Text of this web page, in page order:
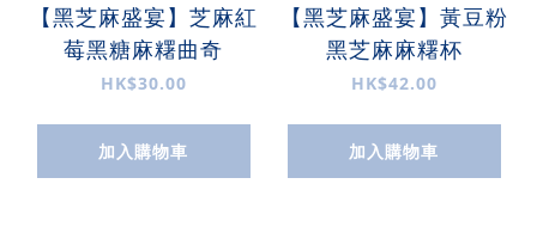
【黑芝麻盛宴】芝麻紅
莓黑糖麻糬曲奇
HK$30.00
加入購物車
【黑芝麻盛宴】黃豆粉
黑芝麻麻糬杯
HK$42.00
加入購物車